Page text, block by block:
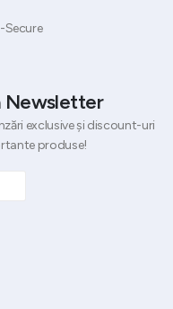
Secure
Newsletter
exclusive și discount-uri
produse!